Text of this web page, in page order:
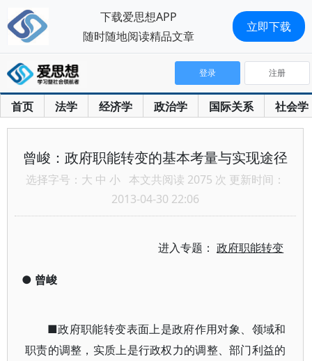
首页 法学 经济学 政治学 国际关系 社会学
登录 注册
曾峻：政府职能转变的基本考量与实现途径
选择字号： 大 中 小 本文共阅读 2075 次 更新时间：
2013-04-30 22:06
进入专题：政府职能转变
● 曾峻
■政府职能转变表面上是政府作用对象、领域和
职责的调整，实质上是行政权力的调整、部门利益的
下载爱思想APP
随时随地阅读精品文章
立即下载